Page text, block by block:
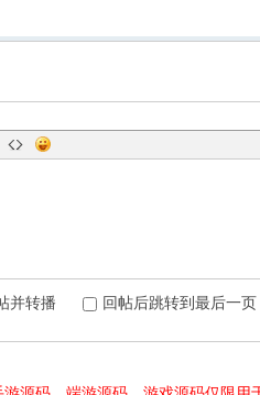
并转播 回帖后跳转到最后一页